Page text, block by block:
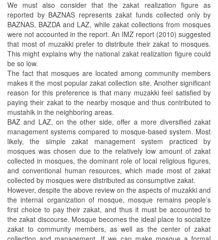
We must also consider that the zakat realization figure as
reported by BAZNAS represents zakat funds collected only by
BAZNAS, BAZDA and LAZ, while zakat collections from mosques
were not accounted in the report. An IMZ report (2010) suggested
that most of muzakki prefer to distribute their zakat to mosques.
This might explains why the national zakat realization figure could
be so low.
The fact that mosques are located among community members
makes it the most popular zakat collection site. Another significant
reason for this preference is that many muzakki feel satisfied by
paying their zakat to the nearby mosque and thus contributed to
mustahik in the neighboring areas.
BAZ and LAZ, on the other side, offer a more diversified zakat
management systems compared to mosque-based system. Most
likely, the simple zakat management system practiced by
mosques was chosen due to the relatively low amount of zakat
collected in mosques, the dominant role of local religious figures,
and conventional human resources, which made most of zakat
collected by mosques were distributed as consumptive zakat.
However, despite the above review on the aspects of muzakki and
the internal organization of mosque, mosque remains people’s
first choice to pay their zakat, and thus it must be accounted to
the zakat discourse. Mosque becomes the ideal place to socialize
zakat to community members, as well as the center of zakat